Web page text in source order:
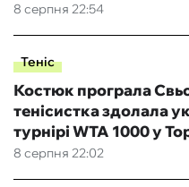
8 серпня 22:54
Теніс
8 серпня 22:02
Костюк програла
тенісистка здолала
турнірі WTA 1000 у